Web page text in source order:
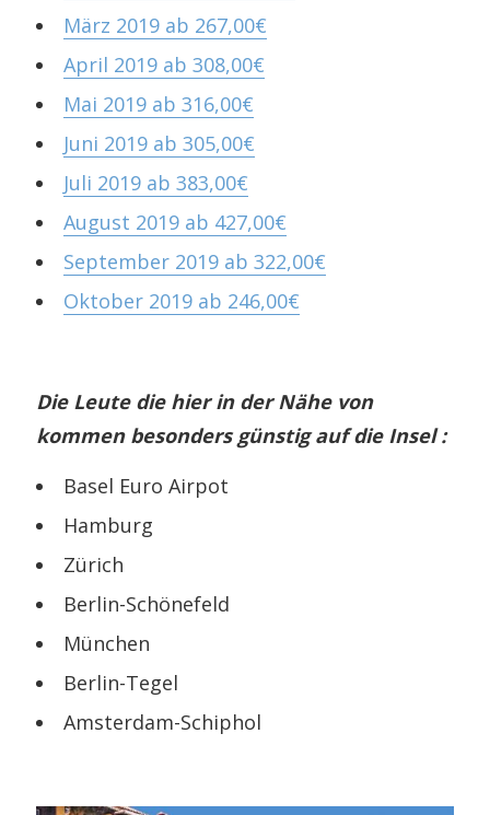
März 2019 ab 267,00€
April 2019 ab 308,00€
Mai 2019 ab 316,00€
Juni 2019 ab 305,00€
Juli 2019 ab 383,00€
August 2019 ab 427,00€
September 2019 ab 322,00€
Oktober 2019 ab 246,00€
Die Leute die hier in der Nähe von
kommen besonders günstig auf die Insel :
Basel Euro Airpot
Hamburg
Zürich
Berlin-Schönefeld
München
Berlin-Tegel
Amsterdam-Schiphol